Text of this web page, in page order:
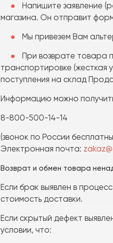
Напишите заявление
магазина. Он отправит
Мы привезем Вам
При возврате товара
транспортировке (жесткая
поступления на склад
Информацию можно
8-800-500-14-14
(звонок по России
Электронная почта:
Возврат и обмен товара
Если брак выявлен в
стоимость доставки.
Если скрытый дефект
условии, что: